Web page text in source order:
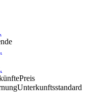
Preis
Unterkunftsstandard